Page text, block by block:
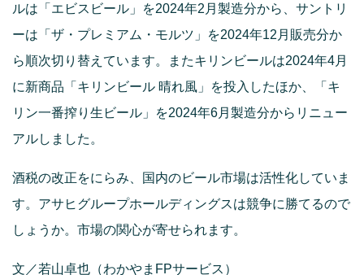
ルは「エビスビール」を2024年2月製造分から、サントリ
ーは「ザ・プレミアム・モルツ」を2024年12月販売分か
ら順次切り替えています。またキリンビールは2024年4月
に新商品「キリンビール 晴れ風」を投入したほか、「キ
リン一番搾り生ビール」を2024年6月製造分からリニュー
アルしました。
酒税の改正をにらみ、国内のビール市場は活性化していま
す。アサヒグループホールディングスは競争に勝てるので
しょうか。市場の関心が寄せられます。
文／若山卓也（わかやまFPサービス）